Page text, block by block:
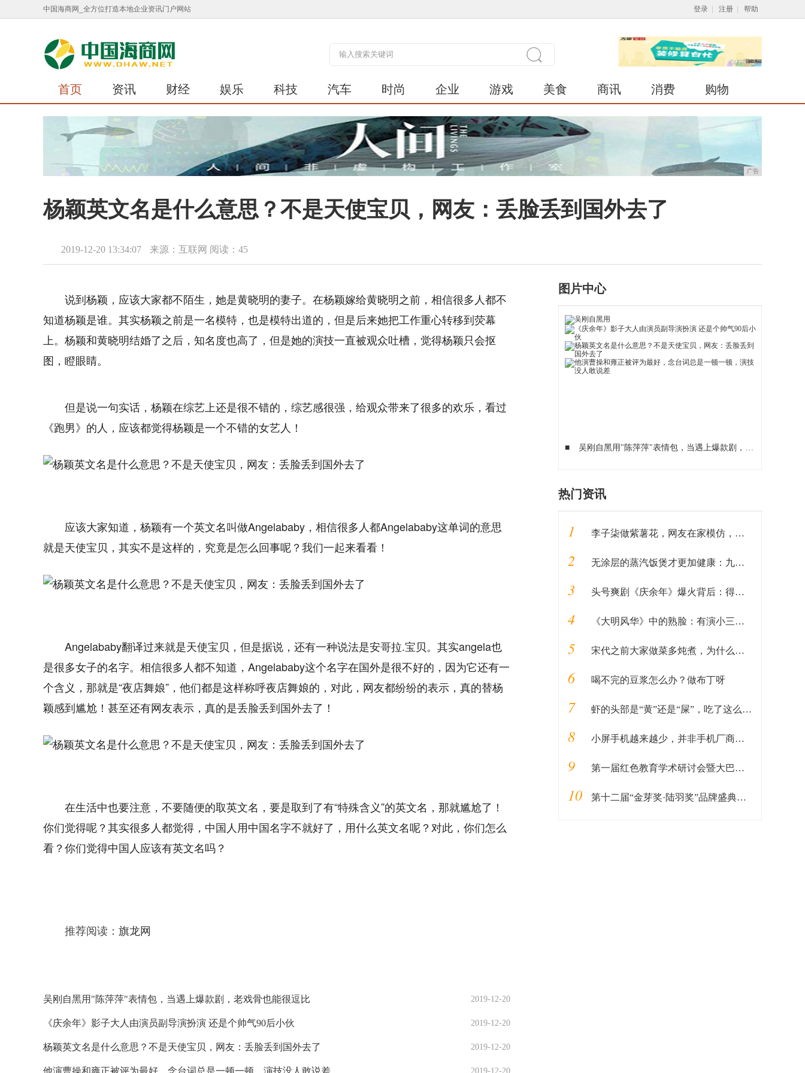
中国海商网_全方位打造本地企业资讯门户网站 登录 注册 帮助
首页 资讯 财经 娱乐 科技 汽车 时尚 企业 游戏 美食 商讯 消费 购物
广告
杨颖英文名是什么意思？不是天使宝贝，网友：丢脸丢到国外去了
2019-12-20 13:34:07 来源：互联网 阅读：45
说到杨颖，应该大家都不陌生，她是黄晓明的妻子。在杨颖嫁给黄晓明之前，相信很多人都不
知道杨颖是谁。其实杨颖之前是一名模特，也是模特出道的，但是后来她把工作重心转移到荧幕
上。杨颖和黄晓明结婚了之后，知名度也高了，但是她的演技一直被观众吐槽，觉得杨颖只会抠
图，瞪眼睛。
但是说一句实话，杨颖在综艺上还是很不错的，综艺感很强，给观众带来了很多的欢乐，看过
《跑男》的人，应该都觉得杨颖是一个不错的女艺人！
应该大家知道，杨颖有一个英文名叫做Angelababy，相信很多人都Angelababy这单词的意思
就是天使宝贝，其实不是这样的，究竟是怎么回事呢？我们一起来看看！
Angelababy翻译过来就是天使宝贝，但是据说，还有一种说法是安哥拉.宝贝。其实angela也
是很多女子的名字。相信很多人都不知道，Angelababy这个名字在国外是很不好的，因为它还有一
个含义，那就是“夜店舞娘”，他们都是这样称呼夜店舞娘的，对此，网友都纷纷的表示，真的替杨
颖感到尴尬！甚至还有网友表示，真的是丢脸丢到国外去了！
在生活中也要注意，不要随便的取英文名，要是取到了有“特殊含义”的英文名，那就尴尬了！
你们觉得呢？其实很多人都觉得，中国人用中国名字不就好了，用什么英文名呢？对此，你们怎么
看？你们觉得中国人应该有英文名吗？
推荐阅读： 旗龙网
2019-12-20
吴刚自黑用"陈萍萍"表情包，当遇上爆款剧，老戏骨也能很逗比
2019-12-20
《庆余年》影子大人由演员副导演扮演 还是个帅气90后小伙
2019-12-20
杨颖英文名是什么意思？不是天使宝贝，网友：丢脸丢到国外去了
2019-12-20
他演曹操和雍正被评为最好，念台词总是一顿一顿，演技没人敢说差
图片中心
■ 吴刚自黑用"陈萍萍"表情包，当遇上爆款剧，老戏骨也能很逗比
热门资讯
1 李子柒做紫薯花，网友在家模仿，看到成品：这是有毒？
2 无涂层的蒸汽饭煲才更加健康：九阳出品，除了蒸米饭还能做汽锅鸡
3 头号爽剧《庆余年》爆火背后：得年轻人者得天下
4 《大明风华》中的熟脸：有演小三成名的吴越，还有谢广坤的扮演者
5 宋代之前大家做菜多炖煮，为什么很少有人能够吃到炒菜？
6 喝不完的豆浆怎么办？做布丁呀
7 虾的头部是“黄”还是“屎”，吃了这么久，才知道原来吃错了
8 小屏手机越来越少，并非手机厂商不愿意生产。
9 第一届红色教育学术研讨会暨大巴山干部学院成立两周年座谈会举行
10 第十二届“金芽奖·陆羽奖”品牌盛典广州落幕